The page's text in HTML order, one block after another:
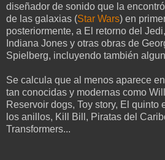
diseñador de sonido que la
de las galaxias (Star Wars) en
posteriormente, a El retorno del
Indiana Jones y otras obras de
Spielberg, incluyendo también
Se calcula que al menos aparece
tan conocidas y modernas como
Reservoir dogs, Toy story, El quinto
los anillos, Kill Bill, Piratas del
Transformers...